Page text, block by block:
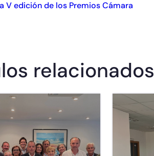
V edición de los Premios Cámara
relacionados